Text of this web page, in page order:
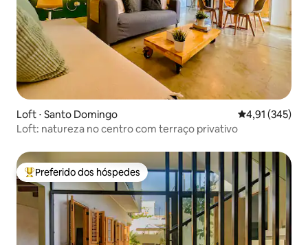
Loft ⋅ Santo Domingo 4,91 de uma
4,91 (345)
Loft: natureza no centro com terraço privativo
Entre os melhores preferidos dos hóspedes
Preferido dos hóspedes